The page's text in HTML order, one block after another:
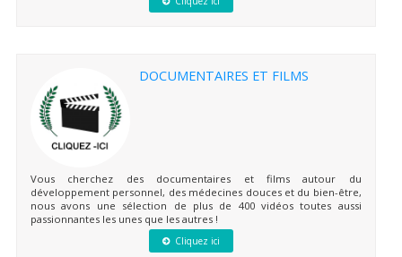
DOCUMENTAIRES ET FILMS
Vous cherchez des documentaires et films autour du
développement personnel, des médecines douces et du bien-être,
nous avons une sélection de plus de 400 vidéos toutes aussi
passionnantes les unes que les autres !
Cliquez ici